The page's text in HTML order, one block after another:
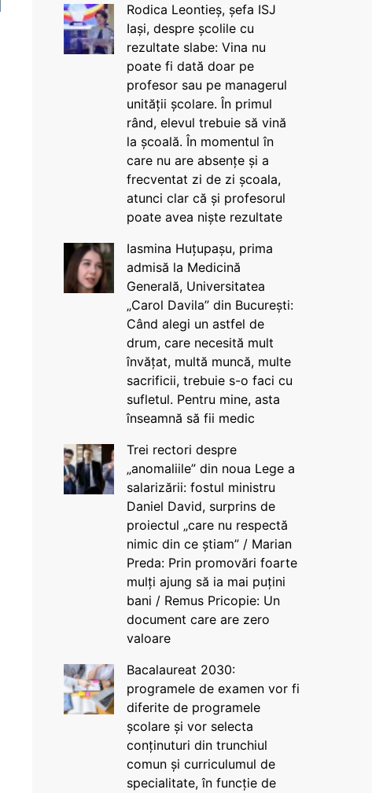
Rodica Leontieș, șefa ISJ
Iași, despre școlile cu
rezultate slabe: Vina nu
poate fi dată doar pe
profesor sau pe managerul
unității școlare. În primul
rând, elevul trebuie să vină
la școală. În momentul în
care nu are absențe și a
frecventat zi de zi școala,
atunci clar că și profesorul
poate avea niște rezultate
Iasmina Huțupașu, prima
admisă la Medicină
Generală, Universitatea
„Carol Davila” din București:
Când alegi un astfel de
drum, care necesită mult
învățat, multă muncă, multe
sacrificii, trebuie s-o faci cu
sufletul. Pentru mine, asta
înseamnă să fii medic
Trei rectori despre
„anomaliile” din noua Lege a
salarizării: fostul ministru
Daniel David, surprins de
proiectul „care nu respectă
nimic din ce știam” / Marian
Preda: Prin promovări foarte
mulți ajung să ia mai puțini
bani / Remus Pricopie: Un
document care are zero
valoare
Bacalaureat 2030:
programele de examen vor fi
diferite de programele
școlare și vor selecta
conținuturi din trunchiul
comun și curriculumul de
specialitate, în funcție de